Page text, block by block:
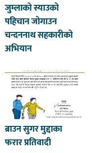
जुम्लाको स्याउको
पहिचान जोगाउन
चन्दननाथ सहकारीको
अभियान
ब्राउन सुगर मुद्दाका
फरार प्रतिवादी